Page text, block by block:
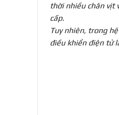
thời nhiều chân vịt
cấp.
Tuy nhiên, trong
điều khiển điện tử